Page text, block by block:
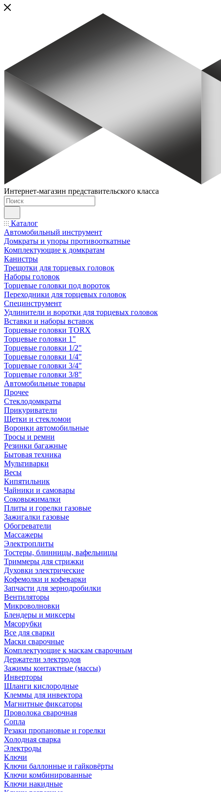
Интернет-магазин представительского класса
Каталог
Автомобильный инструмент
Домкраты и упоры противооткатные
Комплектующие к домкратам
Канистры
Трещотки для торцевых головок
Наборы головок
Торцевые головки под вороток
Переходники для торцевых головок
Специнструмент
Удлинители и воротки для торцевых головок
Вставки и наборы вставок
Торцевые головки TORX
Торцевые головки 1"
Торцевые головки 1/2"
Торцевые головки 1/4"
Торцевые головки 3/4"
Торцевые головки 3/8"
Автомобильные товары
Прочее
Стеклодомкраты
Прикуриватели
Щетки и стекломои
Воронки автомобильные
Тросы и ремни
Резинки багажные
Бытовая техника
Мультиварки
Весы
Кипятильник
Чайники и самовары
Соковыжималки
Плиты и горелки газовые
Зажигалки газовые
Обогреватели
Массажеры
Электроплиты
Тостеры, блинницы, вафельницы
Триммеры для стрижки
Духовки электрические
Кофемолки и кофеварки
Запчасти для зернодробилки
Вентиляторы
Микроволновки
Блендеры и миксеры
Мясорубки
Все для сварки
Маски сварочные
Комплектующие к маскам сварочным
Держатели электродов
Зажимы контактные (массы)
Инверторы
Шланги кислородные
Клеммы для инвектора
Магнитные фиксаторы
Проволока сварочная
Сопла
Резаки пропановые и горелки
Холодная сварка
Электроды
Ключи
Ключи баллонные и гайковёрты
Ключи комбинированные
Ключи накидные